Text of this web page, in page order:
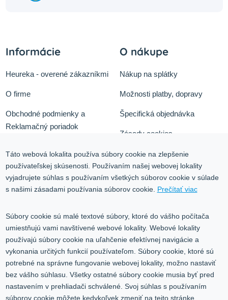
Informácie
Heureka - overené zákazníkmi
O firme
Obchodné podmienky a
Reklamačný poriadok
Služby
Kontakt
O nákupe
Nákup na splátky
Možnosti platby, dopravy
Špecifická objednávka
Zásady cookies
Ochrana osobných údajov
Blog
Kontakt
Volgogradská 9, 08001 Prešov
0917 353 303
predajna@inco-ag.sk
Táto webová lokalita používa súbory cookie na zlepšenie
používateľskej skúsenosti. Používaním našej webovej lokality
vyjadrujete súhlas s používaním všetkých súborov cookie v súlade
s našimi zásadami používania súborov cookie. Prečítať viac
Súbory cookie sú malé textové súbory, ktoré do vášho počítača
umiestňujú vami navštívené webové lokality. Webové lokality
používajú súbory cookie na uľahčenie efektívnej navigácie a
vykonania určitých funkcií používateľom. Súbory cookie, ktoré sú
potrebné na správne fungovanie webovej lokality, možno nastaviť
bez vášho súhlasu. Všetky ostatné súbory cookie musia byť pred
nastavením v prehliadači schválené. Svoj súhlas s používaním
súborov cookie môžete kedykoľvek zmeniť na tejto stránke.